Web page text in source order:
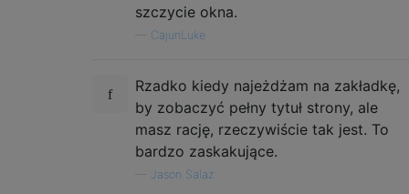
szczycie okna.
CajunLuke
Rzadko kiedy najeżdżam na zakładkę,
by zobaczyć pełny tytuł strony, ale
masz rację, rzeczywiście tak jest. To
bardzo zaskakujące.
Jason Salaz